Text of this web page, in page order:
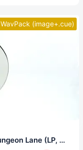
WavPack (image+.cue)
Paul McCartney - The Boys Of Dungeon Lane (LP, 32/192.0)